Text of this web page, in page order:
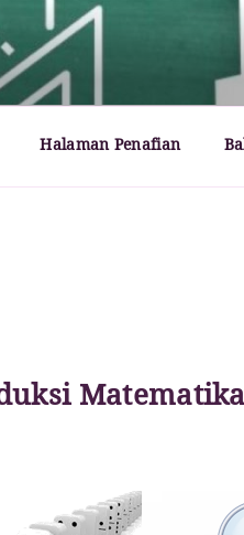
the world – Paul Dirac
Halaman Penafian